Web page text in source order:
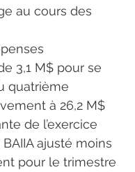
au cours des
3,1 M$ pour se
quatrième
à 26,2 M$
de l’exercice
ajusté moins
pour le trimestre